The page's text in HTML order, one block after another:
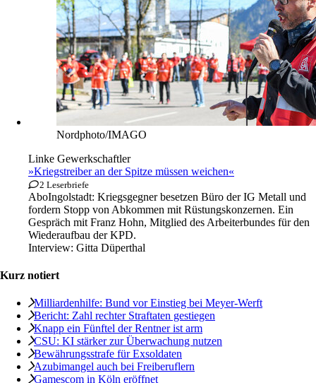
Nordphoto/IMAGO
Linke Gewerkschaftler
»Kriegstreiber an der Spitze müssen weichen«
2 Leserbriefe
AboIngolstadt: Kriegsgegner besetzen Büro der IG Metall und
fordern Stopp von Abkommen mit Rüstungskonzernen. Ein
Gespräch mit Franz Hohn, Mitglied des Arbeiterbundes für den
Wiederaufbau der KPD.
Interview: Gitta Düperthal
Kurz notiert
Milliardenhilfe: Bund vor Einstieg bei Meyer-Werft
Bericht: Zahl rechter Straftaten gestiegen
Knapp ein Fünftel der Rentner ist arm
CSU: KI stärker zur Überwachung nutzen
Bewährungsstrafe für Exsoldaten
Azubimangel auch bei Freiberuflern
Gamescom in Köln eröffnet